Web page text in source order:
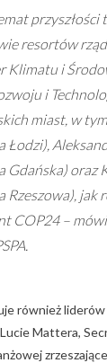
resortów
Klimatu i
i
miast, w
Łodzi),
Gdańska) oraz
Rzeszowa), jak
COP24–
również
Mattera,